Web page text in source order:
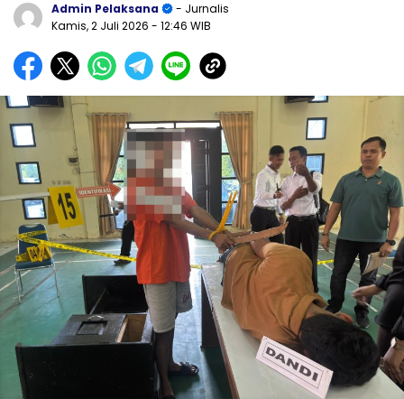
Admin Pelaksana
- Jurnalis
Kamis, 2 Juli 2026 - 12:46 WIB